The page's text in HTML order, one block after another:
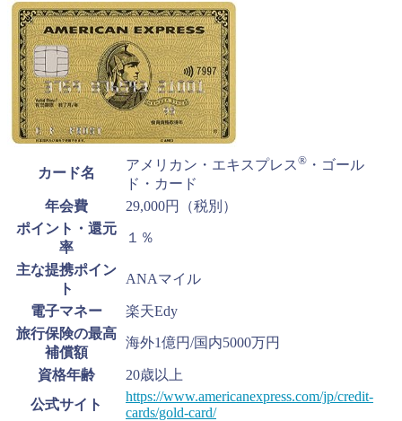
カード名
アメリカン・エキスプレス ® ・ゴール
ド・カード
年会費
29,000円（税別）
ポイント・還元
率
１％
主な提携ポイン
ト
ANAマイル
電子マネー
楽天Edy
旅行保険の最高
補償額
海外1億円/国内5000万円
資格年齢
20歳以上
公式サイト
https://www.americanexpress.com/jp/credit-
cards/gold-card/